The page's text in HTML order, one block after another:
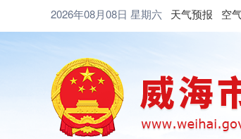
2026年08月08日 星期六 天气预报 空